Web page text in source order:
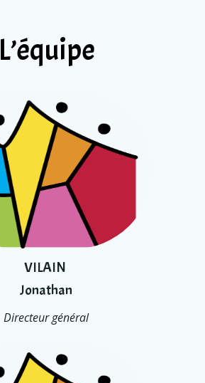
L’équipe
VILAIN
Jonathan
Directeur général